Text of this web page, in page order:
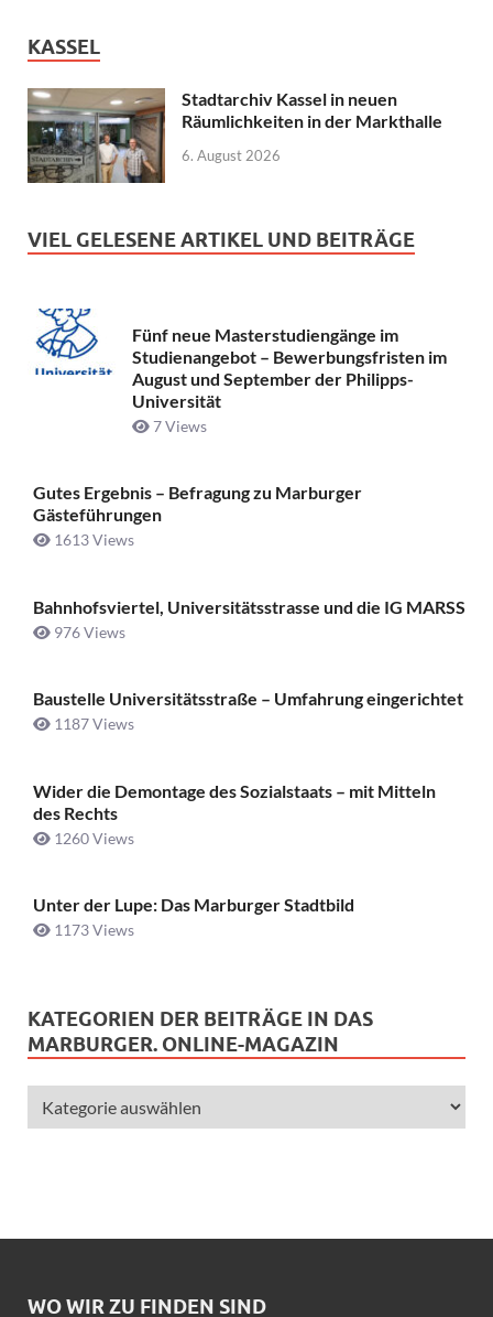
KASSEL
Stadtarchiv Kassel in neuen
Räumlichkeiten in der Markthalle
6. August 2026
VIEL GELESENE ARTIKEL UND BEITRÄGE
Fünf neue Masterstudiengänge im
Studienangebot – Bewerbungsfristen im
August und September der Philipps-
Universität
7 Views
Gutes Ergebnis – Befragung zu Marburger
Gästeführungen
1613 Views
Bahnhofsviertel, Universitätsstrasse und die IG MARSS
976 Views
Baustelle Universitätsstraße ­– Umfahrung eingerichtet
1187 Views
Wider die Demontage des Sozialstaats – mit Mitteln
des Rechts
1260 Views
Unter der Lupe: Das Marburger Stadtbild
1173 Views
KATEGORIEN DER BEITRÄGE IN DAS
MARBURGER. ONLINE-MAGAZIN
WO WIR ZU FINDEN SIND